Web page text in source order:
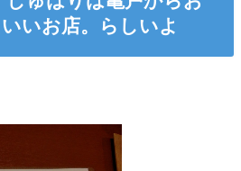
いお店。らしいよ